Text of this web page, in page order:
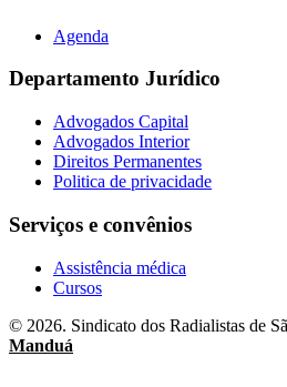
Agenda
Departamento Jurídico
Advogados Capital
Advogados Interior
Direitos Permanentes
Politica de privacidade
Serviços e convênios
Assistência médica
Cursos
© 2026. Sindicato dos Radialistas de
Manduá